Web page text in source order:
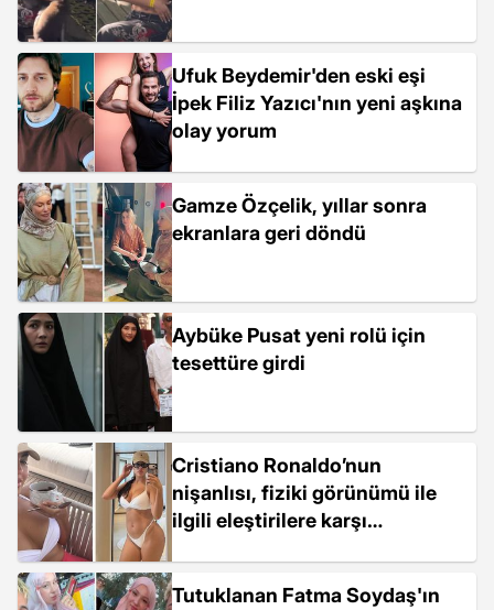
Ufuk Beydemir'den eski eşi
İpek Filiz Yazıcı'nın yeni aşkına
olay yorum
Gamze Özçelik, yıllar sonra
ekranlara geri döndü
Aybüke Pusat yeni rolü için
tesettüre girdi
Cristiano Ronaldo’nun
nişanlısı, fiziki görünümü ile
ilgili eleştirilere karşı
Tutuklanan Fatma Soydaş'ın